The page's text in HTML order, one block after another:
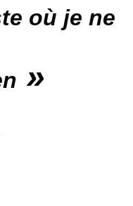
où je ne
»